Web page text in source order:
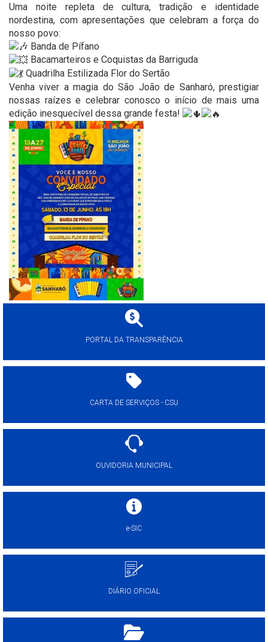
Uma noite repleta de cultura, tradição e identidade
nordestina, com apresentações que celebram a força do
nosso povo:
Banda de Pífano
Bacamarteiros e Coquistas da Barriguda
Quadrilha Estilizada Flor do Sertão
Venha viver a magia do São João de Sanharó, prestigiar
nossas raízes e celebrar conosco o início de mais uma
edição inesquecível dessa grande festa!
PORTAL DA TRANSPARÊNCIA
CARTA DE SERVIÇOS - CSU
OUVIDORIA MUNICIPAL
e-SIC
DIÁRIO OFICIAL